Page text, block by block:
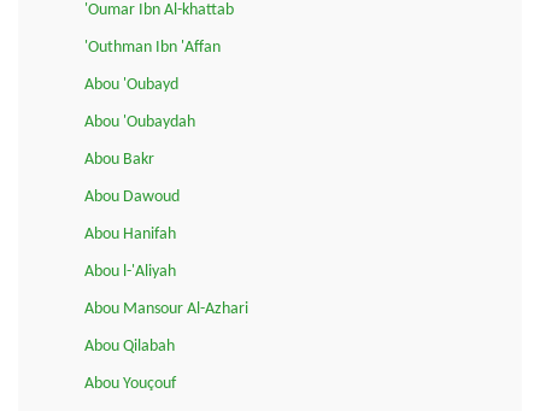
'Oumar Ibn Al-khattab
'Outhman Ibn 'Affan
Abou 'Oubayd
Abou 'Oubaydah
Abou Bakr
Abou Dawoud
Abou Hanifah
Abou l-'Aliyah
Abou Mansour Al-Azhari
Abou Qilabah
Abou Youçouf